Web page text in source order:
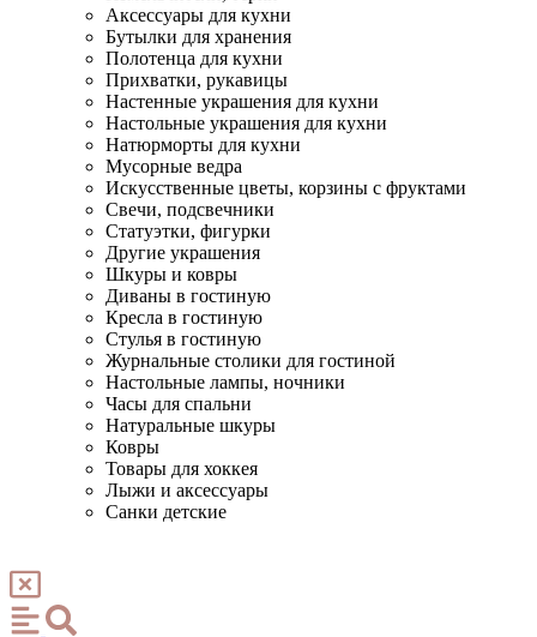
Аксессуары для кухни
Бутылки для хранения
Полотенца для кухни
Прихватки, рукавицы
Настенные украшения для кухни
Настольные украшения для кухни
Натюрморты для кухни
Мусорные ведра
Искусственные цветы, корзины с фруктами
Свечи, подсвечники
Статуэтки, фигурки
Другие украшения
Шкуры и ковры
Диваны в гостиную
Кресла в гостиную
Стулья в гостиную
Журнальные столики для гостиной
Настольные лампы, ночники
Часы для спальни
Натуральные шкуры
Ковры
Товары для хоккея
Лыжи и аксессуары
Санки детские